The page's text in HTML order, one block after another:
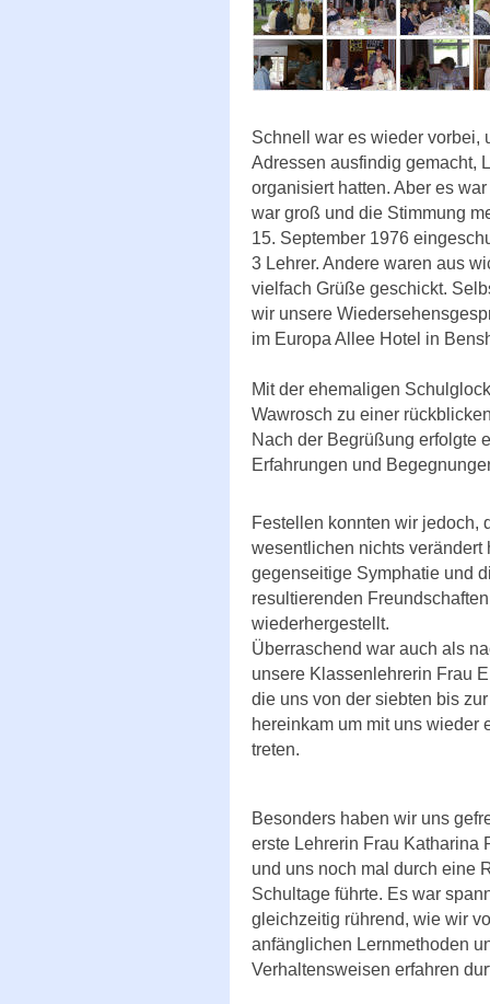
Schnell war es wieder vorbei,
Adressen ausfindig gemacht,
organisiert hatten. Aber es
war groß und die Stimmung
15. September 1976
3 Lehrer. Andere waren aus
vielfach Grüße geschickt.
wir unsere
im Europa Allee Hotel in
Mit der ehemaligen
Wawrosch zu einer
Nach der Begrüßung erfolgte
Erfahrungen und
Festellen konnten wir jedoch,
wesentlichen nichts verändert
gegenseitige Symphatie und
resultierenden
wiederhergestellt.
Überraschend war auch als
unsere Klassenlehrerin Frau
die uns von der siebten bis
hereinkam um mit uns wieder
treten.
Besonders haben wir uns
erste Lehrerin Frau Katharina
und uns noch mal durch eine
Schultage führte. Es war
gleichzeitig rührend, wie wir
anfänglichen Lernmethoden
Verhaltensweisen erfahren